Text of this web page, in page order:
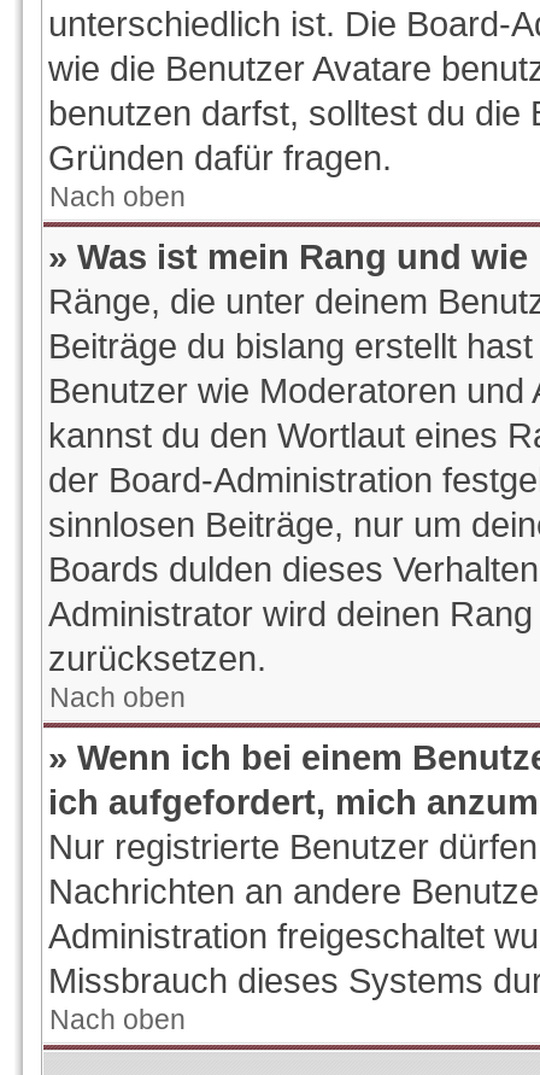
unterschiedlich ist. Die Board-
wie die Benutzer Avatare
benutzen darfst, solltest du die
Gründen dafür fragen.
Nach oben
» Was ist mein Rang und
Ränge, die unter deinem
Beiträge du bislang erstellt
Benutzer wie Moderatoren
kannst du den Wortlaut eines
der Board-Administration
sinnlosen Beiträge, nur um
Boards dulden dieses
Administrator wird deinen
zurücksetzen.
Nach oben
» Wenn ich bei einem
ich aufgefordert, mich
Nur registrierte Benutzer
Nachrichten an andere
Administration freigeschaltet
Missbrauch dieses Systems
Nach oben